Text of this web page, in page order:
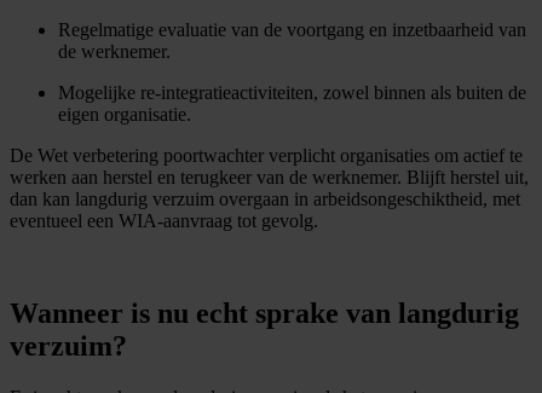
Regelmatige evaluatie van de voortgang en inzetbaarheid van
de werknemer.
Mogelijke re-integratieactiviteiten, zowel binnen als buiten de
eigen organisatie.
De Wet verbetering poortwachter verplicht organisaties om actief te
werken aan herstel en terugkeer van de werknemer. Blijft herstel uit,
dan kan langdurig verzuim overgaan in arbeidsongeschiktheid, met
eventueel een WIA-aanvraag tot gevolg.
Wanneer is nu echt sprake van langdurig
verzuim?